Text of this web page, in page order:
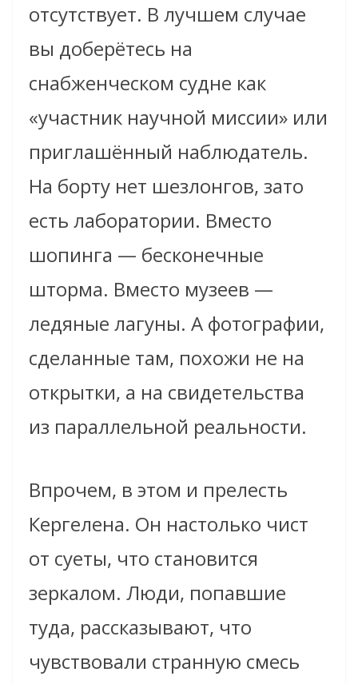
отсутствует. В лучшем случае
вы доберётесь на
снабженческом судне как
«участник научной миссии» или
приглашённый наблюдатель.
На борту нет шезлонгов, зато
есть лаборатории. Вместо
шопинга — бесконечные
шторма. Вместо музеев —
ледяные лагуны. А фотографии,
сделанные там, похожи не на
открытки, а на свидетельства
из параллельной реальности.
Впрочем, в этом и прелесть
Кергелена. Он настолько чист
от суеты, что становится
зеркалом. Люди, попавшие
туда, рассказывают, что
чувствовали странную смесь